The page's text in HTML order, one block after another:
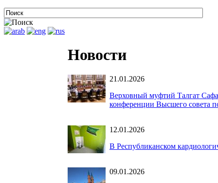
Новости
21.01.2026
Верховный муфтий Талгат
конференции Высшего совета
12.01.2026
В Республиканском
09.01.2026